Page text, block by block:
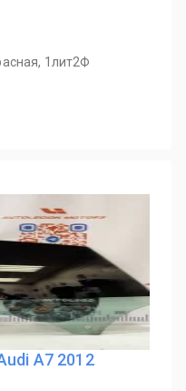
1лит2Ф
A7 2012